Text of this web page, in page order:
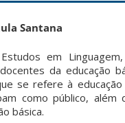
Santana
em
da educação
se refere à
como público,
básica.